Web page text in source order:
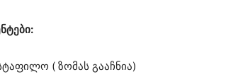
( ზომას გააჩნია)